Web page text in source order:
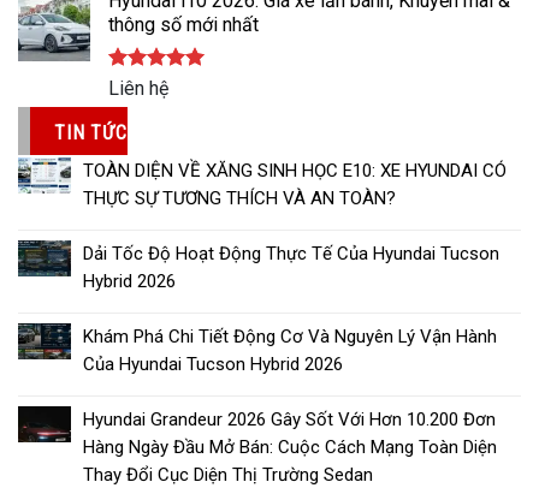
thông số mới nhất
Được xếp
hạng
5.00
5 sao
Liên hệ
TIN TỨC
TOÀN DIỆN VỀ XĂNG SINH HỌC E10: XE HYUNDAI CÓ
THỰC SỰ TƯƠNG THÍCH VÀ AN TOÀN?
Dải Tốc Độ Hoạt Động Thực Tế Của Hyundai Tucson
Hybrid 2026
Khám Phá Chi Tiết Động Cơ Và Nguyên Lý Vận Hành
Của Hyundai Tucson Hybrid 2026
Hyundai Grandeur 2026 Gây Sốt Với Hơn 10.200 Đơn
Hàng Ngày Đầu Mở Bán: Cuộc Cách Mạng Toàn Diện
Thay Đổi Cục Diện Thị Trường Sedan